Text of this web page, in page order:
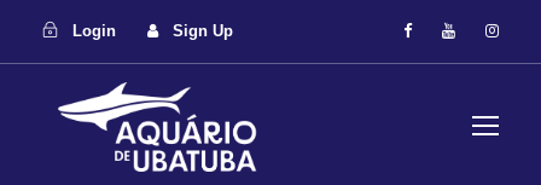
Login Sign Up